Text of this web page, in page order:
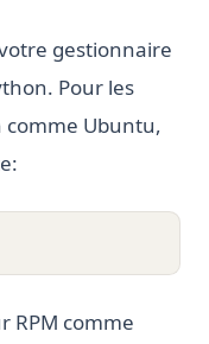
gestionnaire
Pour les
comme Ubuntu,
RPM comme